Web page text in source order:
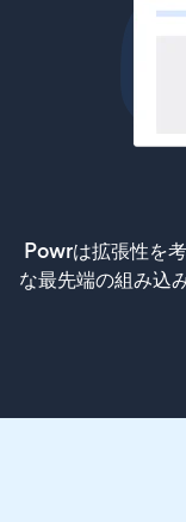
Powrは拡張性を
な最先端の組み込